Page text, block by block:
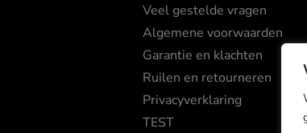
Veel gestelde vragen
Algemene voorwaarden
Garantie en klachten
Ruilen en retourneren
Privacyverklaring
TEST